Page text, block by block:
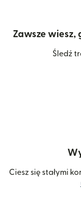
Zawsze wiesz,
Śledź
Ciesz się stałymi